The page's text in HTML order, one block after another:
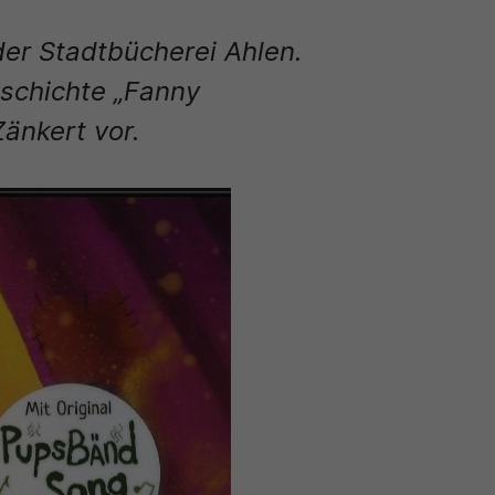
Stadtbücherei Ahlen.
„Fanny
vor.